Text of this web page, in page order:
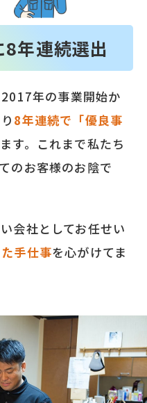
8年連続選出
年の事業開始か
8年連続で「優良事
す。これまで私たち
のお客様のお陰で
会社としてお任せい
手仕事を心がけてま